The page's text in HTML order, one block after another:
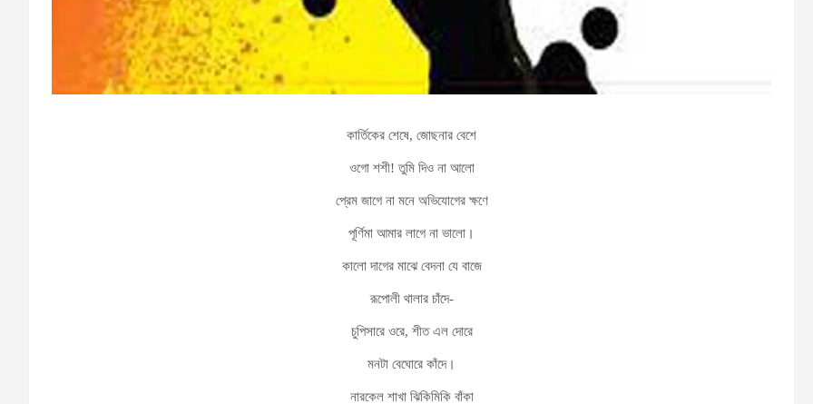
কার্তিকের শেষে, জোছনার বেশে
ওগো শশী! তুমি দিও না আলো
প্রেম জাগে না মনে অভিযোগের ক্ষণে
পূর্ণিমা আমার লাগে না ভালো।
কালো দাগের মাঝে বেদনা যে বাজে
রূপোলী থালার চাঁদে-
চুপিসারে ওরে, শীত এল দোরে
মনটা বেঘোরে কাঁদে।
নারকেল শাখা ঝিকিমিকি বাঁকা